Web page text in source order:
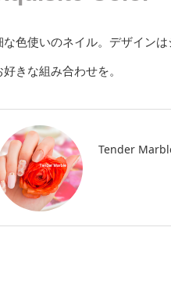
な色使いのネイル。デザイン
きな組み合わせを。
Tender